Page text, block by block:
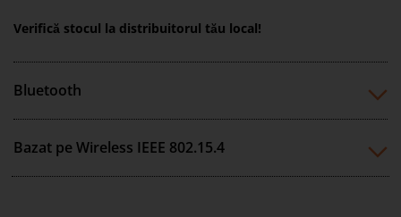
Verifică stocul la distribuitorul tău local!
Bluetooth
Bazat pe Wireless IEEE 802.15.4